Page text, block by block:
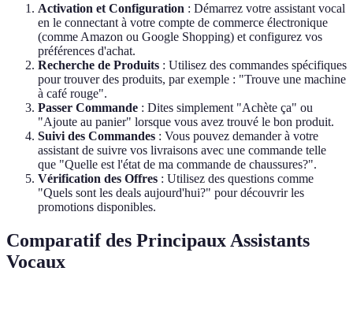
Activation et Configuration : Démarrez votre assistant vocal
en le connectant à votre compte de commerce électronique
(comme Amazon ou Google Shopping) et configurez vos
préférences d'achat.
Recherche de Produits : Utilisez des commandes spécifiques
pour trouver des produits, par exemple : "Trouve une machine
à café rouge".
Passer Commande : Dites simplement "Achète ça" ou
"Ajoute au panier" lorsque vous avez trouvé le bon produit.
Suivi des Commandes : Vous pouvez demander à votre
assistant de suivre vos livraisons avec une commande telle
que "Quelle est l'état de ma commande de chaussures?".
Vérification des Offres : Utilisez des questions comme
"Quels sont les deals aujourd'hui?" pour découvrir les
promotions disponibles.
Comparatif des Principaux Assistants
Vocaux